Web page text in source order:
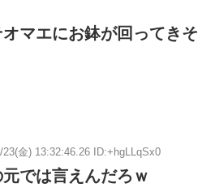
マエにお鉢が回ってきそ
23(金) 13:32:46.26 ID:+hgLLqSx0
では言えんだろｗ